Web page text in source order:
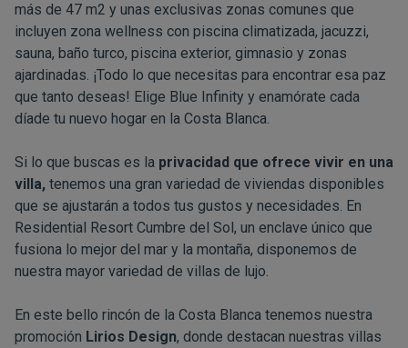
más de 47 m2 y unas exclusivas zonas comunes que
incluyen zona wellness con piscina climatizada, jacuzzi,
sauna, baño turco, piscina exterior, gimnasio y zonas
ajardinadas. ¡Todo lo que necesitas para encontrar esa paz
que tanto deseas! Elige Blue Infinity y enamórate cada
díade tu nuevo hogar en la Costa Blanca.
Si lo que buscas es la privacidad que ofrece vivir en una
villa, tenemos una gran variedad de viviendas disponibles
que se ajustarán a todos tus gustos y necesidades. En
Residential Resort Cumbre del Sol, un enclave único que
fusiona lo mejor del mar y la montaña, disponemos de
nuestra mayor variedad de villas de lujo.
En este bello rincón de la Costa Blanca tenemos nuestra
promoción Lirios Design, donde destacan nuestras villas